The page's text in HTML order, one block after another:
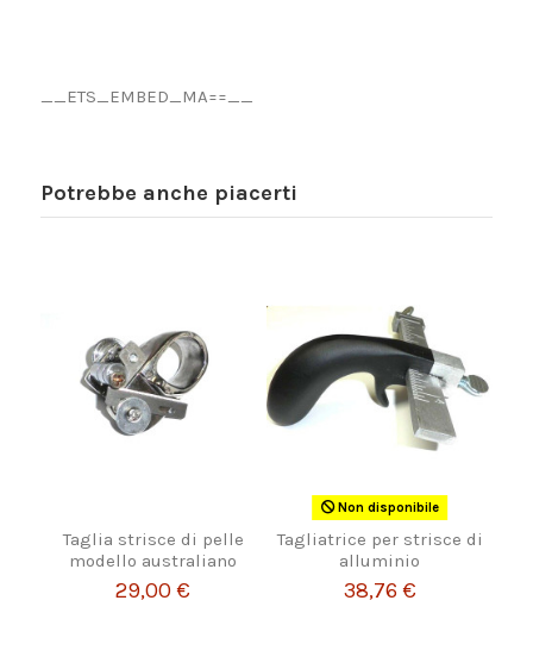
__ETS_EMBED_MA==__
Potrebbe anche piacerti
Taglia strisce di pelle
modello australiano
29,00 €
Non disponibile
Tagliatrice per strisce di
alluminio
38,76 €